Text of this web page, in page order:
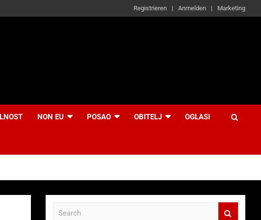
Registrieren Anmelden Marketing
NON EU POSAO OBITELJ OGLASI